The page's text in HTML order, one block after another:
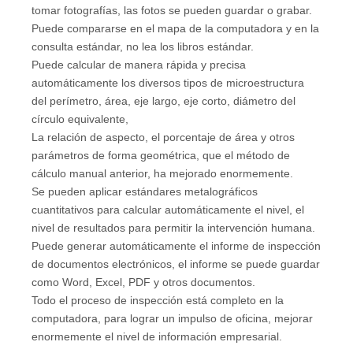
tomar fotografías, las fotos se pueden guardar o grabar.
Puede compararse en el mapa de la computadora y en la
consulta estándar, no lea los libros estándar.
Puede calcular de manera rápida y precisa
automáticamente los diversos tipos de microestructura
del perímetro, área, eje largo, eje corto, diámetro del
círculo equivalente,
La relación de aspecto, el porcentaje de área y otros
parámetros de forma geométrica, que el método de
cálculo manual anterior, ha mejorado enormemente.
Se pueden aplicar estándares metalográficos
cuantitativos para calcular automáticamente el nivel, el
nivel de resultados para permitir la intervención humana.
Puede generar automáticamente el informe de inspección
de documentos electrónicos, el informe se puede guardar
como Word, Excel, PDF y otros documentos.
Todo el proceso de inspección está completo en la
computadora, para lograr un impulso de oficina, mejorar
enormemente el nivel de información empresarial.